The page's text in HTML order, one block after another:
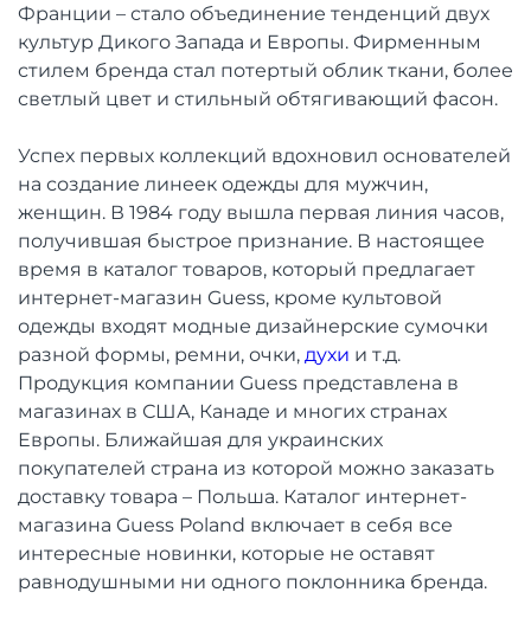
Франции – стало объединение тенденций двух
культур Дикого Запада и Европы. Фирменным
стилем бренда стал потертый облик ткани, более
светлый цвет и стильный обтягивающий фасон.
Успех первых коллекций вдохновил основателей
на создание линеек одежды для мужчин,
женщин. В 1984 году вышла первая линия часов,
получившая быстрое признание. В настоящее
время в каталог товаров, который предлагает
интернет-магазин Guess, кроме культовой
одежды входят модные дизайнерские сумочки
разной формы, ремни, очки, духи и т.д.
Продукция компании Guess представлена ​​в
магазинах в США, Канаде и многих странах
Европы. Ближайшая для украинских
покупателей страна из которой можно заказать
доставку товара – Польша. Каталог интернет-
магазина Guess Poland включает в себя все
интересные новинки, которые не оставят
равнодушными ни одного поклонника бренда.